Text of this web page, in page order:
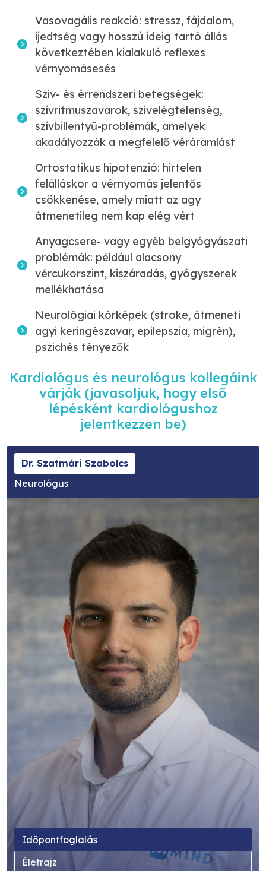
Vasovagális reakció: stressz, fájdalom,
ijedtség vagy hosszú ideig tartó állás
következtében kialakuló reflexes
vérnyomásesés
Szív- és érrendszeri betegségek:
szívritmuszavarok, szívelégtelenség,
szívbillentyű-problémák, amelyek
akadályozzák a megfelelő véráramlást
Ortostatikus hipotenzió: hirtelen
felálláskor a vérnyomás jelentős
csökkenése, amely miatt az agy
átmenetileg nem kap elég vért
Anyagcsere- vagy egyéb belgyógyászati
problémák: például alacsony
vércukorszint, kiszáradás, gyógyszerek
mellékhatása
Neurológiai kórképek (stroke, átmeneti
agyi keringészavar, epilepszia, migrén),
pszichés tényezők
Kardiológus és neurológus kollegáink
várják (javasoljuk, hogy első
lépésként kardiológushoz
jelentkezzen be)
Dr. Szatmári Szabolcs
Neurológus
Időpontfoglalás
Életrajz